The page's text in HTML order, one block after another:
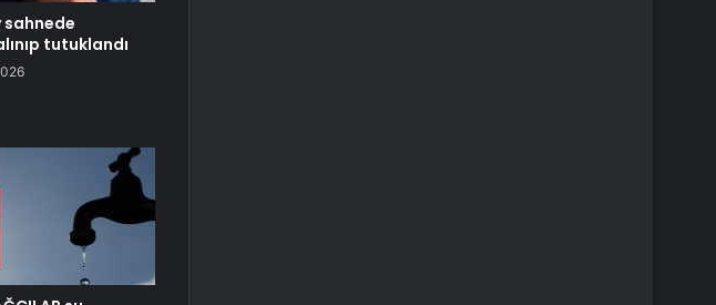
sahnede
tutuklandı